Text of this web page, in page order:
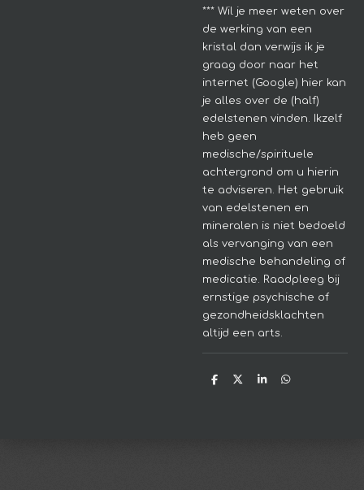
*** Wil je meer weten over
de werking van een
kristal dan verwijs ik je
graag door naar het
internet (Google) hier kan
je alles over de (half)
edelstenen vinden. Ikzelf
heb geen
medische/spirituele
achtergrond om u hierin
te adviseren. Het gebruik
van edelstenen en
mineralen is niet bedoeld
als vervanging van een
medische behandeling of
medicatie. Raadpleeg bij
ernstige psychische of
gezondheidsklachten
altijd een arts.
D
D
S
D